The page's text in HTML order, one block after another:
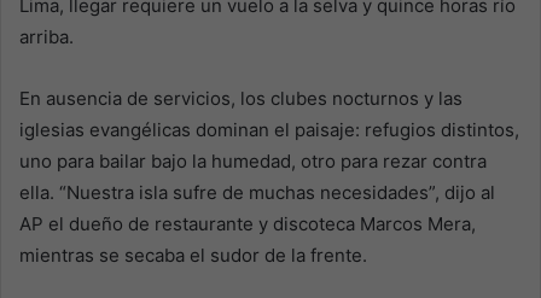
Lima, llegar requiere un vuelo a la selva y quince horas río
arriba.
En ausencia de servicios, los clubes nocturnos y las
iglesias evangélicas dominan el paisaje: refugios distintos,
uno para bailar bajo la humedad, otro para rezar contra
ella. “Nuestra isla sufre de muchas necesidades”, dijo al
AP el dueño de restaurante y discoteca Marcos Mera,
mientras se secaba el sudor de la frente.